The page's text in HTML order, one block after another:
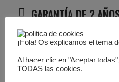
GARANTÍA DE 2
DISCRECIÓN
SEGURIDAD SSL
¡Hola! Os explicamos el tema
Al hacer clic en "Aceptar
TODAS las cookies.